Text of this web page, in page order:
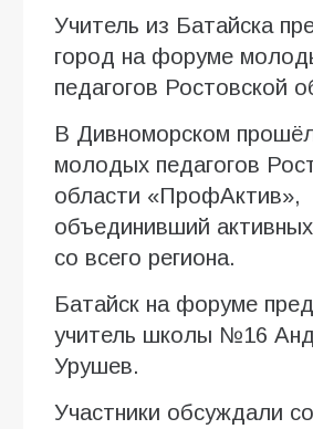
Учитель из Батайска
город на форуме
педагогов Ростовской
В Дивноморском
молодых педагогов
области «ПрофАктив»,
объединивший
со всего региона.
Батайск на форуме
учитель школы №16
Урушев.
Участники обсуждали